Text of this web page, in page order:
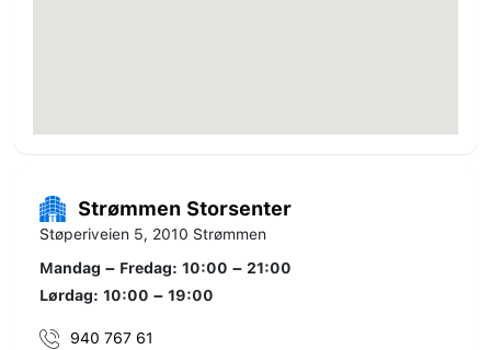
Strømmen Storsenter
Støperiveien 5, 2010 Strømmen
Mandag – Fredag: 10:00 – 21:00
Lørdag: 10:00 – 19:00
940 767 61